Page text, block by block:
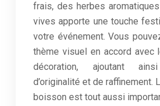
frais, des herbes
vives apporte une touche
votre événement. Vous
thème visuel en accord avec
décoration, ajoutant
d’originalité et de raffinement.
boisson est tout aussi